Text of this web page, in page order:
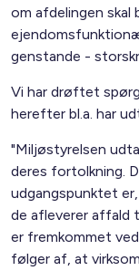
om afdelingen skal
genstande -
Vi har drøftet
herefter bl.a. har
"Miljøstyrelsen
deres fortolkning.
udgangspunktet
de afleverer affald
er fremkommet
følger af, at